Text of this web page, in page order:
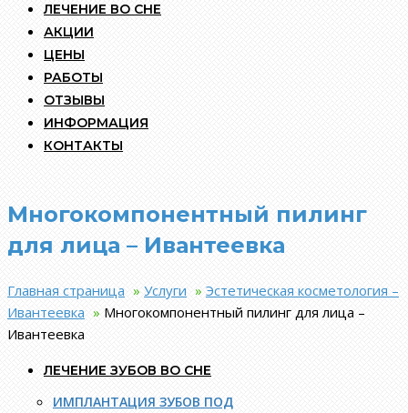
ЛЕЧЕНИЕ ВО СНЕ
АКЦИИ
ЦЕНЫ
РАБОТЫ
ОТЗЫВЫ
ИНФОРМАЦИЯ
КОНТАКТЫ
Многокомпонентный пилинг
для лица – Ивантеевка
Главная страница » Услуги » Эстетическая косметология –
Ивантеевка » Многокомпонентный пилинг для лица –
Ивантеевка
ЛЕЧЕНИЕ ЗУБОВ ВО СНЕ
ИМПЛАНТАЦИЯ ЗУБОВ ПОД